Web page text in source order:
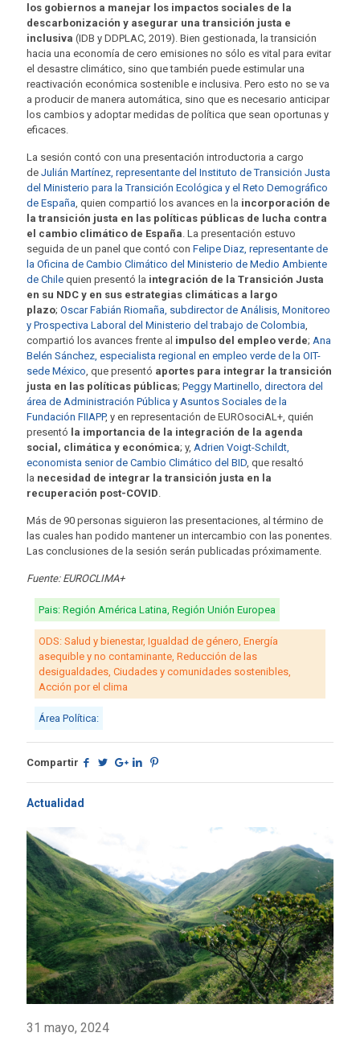
los gobiernos a manejar los impactos sociales de la
descarbonización y asegurar una transición justa e
inclusiva (IDB y DDPLAC, 2019). Bien gestionada, la transición
hacia una economía de cero emisiones no sólo es vital para evitar
el desastre climático, sino que también puede estimular una
reactivación económica sostenible e inclusiva. Pero esto no se va
a producir de manera automática, sino que es necesario anticipar
los cambios y adoptar medidas de política que sean oportunas y
eficaces.
La sesión contó con una presentación introductoria a cargo
de Julián Martínez, representante del Instituto de Transición Justa
del Ministerio para la Transición Ecológica y el Reto Demográfico
de España, quien compartió los avances en la incorporación de
la transición justa en las políticas públicas de lucha contra
el cambio climático de España. La presentación estuvo
seguida de un panel que contó con Felipe Diaz, representante de
la Oficina de Cambio Climático del Ministerio de Medio Ambiente
de Chile quien presentó la integración de la Transición Justa
en su NDC y en sus estrategias climáticas a largo
plazo; Oscar Fabián Riomaña, subdirector de Análisis, Monitoreo
y Prospectiva Laboral del Ministerio del trabajo de Colombia,
compartió los avances frente al impulso del empleo verde; Ana
Belén Sánchez, especialista regional en empleo verde de la OIT-
sede México, que presentó aportes para integrar la transición
justa en las políticas públicas; Peggy Martinello, directora del
área de Administración Pública y Asuntos Sociales de la
Fundación FIIAPP, y en representación de EUROsociAL+, quién
presentó la importancia de la integración de la agenda
social, climática y económica; y, Adrien Voigt-Schildt,
economista senior de Cambio Climático del BID, que resaltó
la necesidad de integrar la transición justa en la
recuperación post-COVID.
Más de 90 personas siguieron las presentaciones, al término de
las cuales han podido mantener un intercambio con las ponentes.
Las conclusiones de la sesión serán publicadas próximamente.
Fuente: EUROCLIMA+
Pais: Región América Latina, Región Unión Europea
ODS: Salud y bienestar, Igualdad de género, Energía
asequible y no contaminante, Reducción de las
desigualdades, Ciudades y comunidades sostenibles,
Acción por el clima
Área Política:
Compartir
Actualidad
31 mayo, 2024